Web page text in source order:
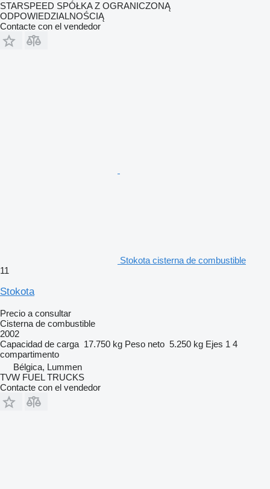
STARSPEED SPÓŁKA Z OGRANICZONĄ
ODPOWIEDZIALNOŚCIĄ
Contacte con el vendedor
Stokota cisterna de combustible
11
Stokota
Precio a consultar
Cisterna de combustible
2002
Capacidad de carga 17.750 kg Peso neto 5.250 kg Ejes 1 4
compartimento
Bélgica, Lummen
TVW FUEL TRUCKS
Contacte con el vendedor